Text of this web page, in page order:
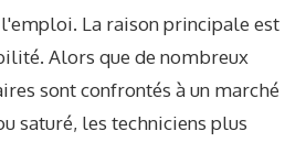
La raison principale est
Alors que de nombreux
sont confrontés à un marché
saturé, les techniciens plus